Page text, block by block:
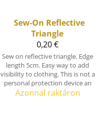
Sew-On Reflective
Triangle
0,20 €
Sew on reflective triangle. Edge
length 5cm. Easy way to add
visibility to clothing. This is not a
personal protection device an
Azonnal raktáron